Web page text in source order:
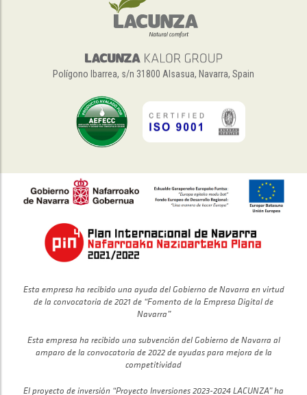
Polígono Ibarrea, s/n 31800 Alsasua, Navarra, Spain
Esta empresa ha recibido una ayuda del Gobierno de Navarra en virtud
de la convocatoria de 2021 de “Fomento de la Empresa Digital de
Navarra”
Esta empresa ha recibido una subvención del Gobierno de Navarra al
amparo de la convocatoria de 2022 de ayudas para mejora de la
competitividad
El proyecto de inversión “Proyecto Inversiones 2023-2024 LACUNZA” ha